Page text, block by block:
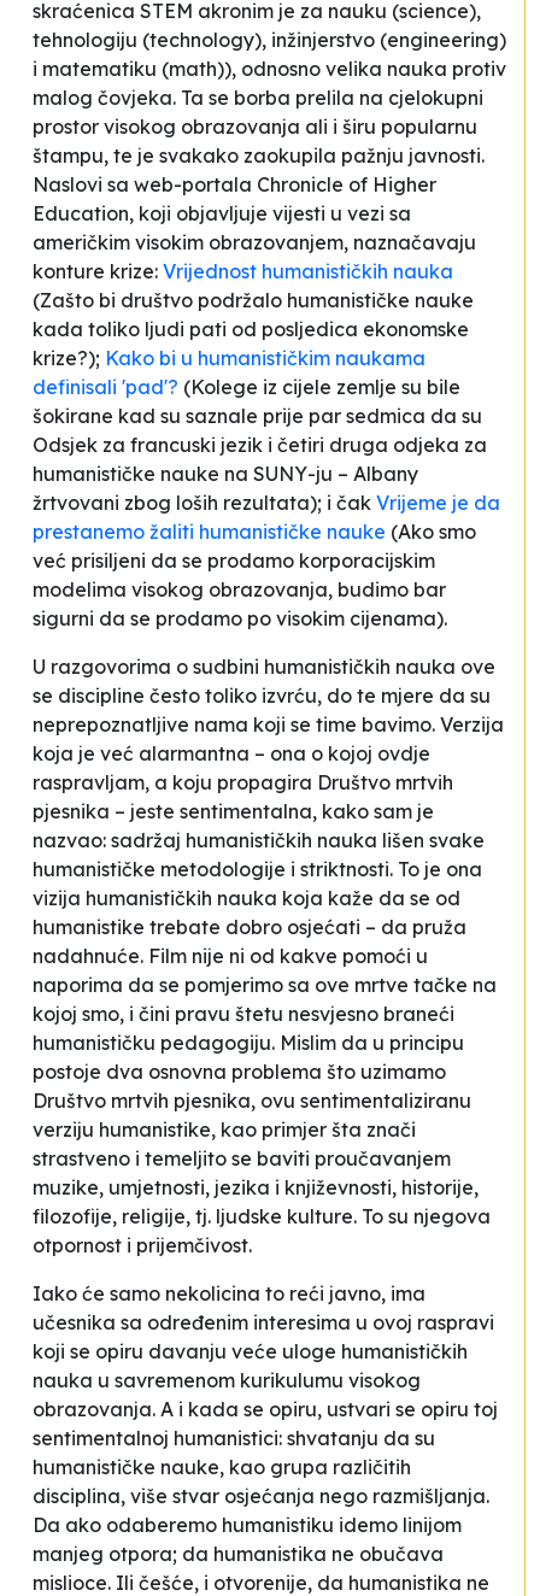
skraćenica STEM akronim je za nauku (science),
tehnologiju (technology), inžinjerstvo (engineering)
i matematiku (math)), odnosno velika nauka protiv
malog čovjeka. Ta se borba prelila na cjelokupni
prostor visokog obrazovanja ali i širu popularnu
štampu, te je svakako zaokupila pažnju javnosti.
Naslovi sa web-portala Chronicle of Higher
Education, koji objavljuje vijesti u vezi sa
američkim visokim obrazovanjem, naznačavaju
konture krize: Vrijednost humanističkih nauka
(Zašto bi društvo podržalo humanističke nauke
kada toliko ljudi pati od posljedica ekonomske
krize?); Kako bi u humanističkim naukama
definisali 'pad'? (Kolege iz cijele zemlje su bile
šokirane kad su saznale prije par sedmica da su
Odsjek za francuski jezik i četiri druga odjeka za
humanističke nauke na SUNY-ju – Albany
žrtvovani zbog loših rezultata); i čak Vrijeme je da
prestanemo žaliti humanističke nauke (Ako smo
već prisiljeni da se prodamo korporacijskim
modelima visokog obrazovanja, budimo bar
sigurni da se prodamo po visokim cijenama).
U razgovorima o sudbini humanističkih nauka ove
se discipline često toliko izvrću, do te mjere da su
neprepoznatljive nama koji se time bavimo. Verzija
koja je već alarmantna – ona o kojoj ovdje
raspravljam, a koju propagira Društvo mrtvih
pjesnika – jeste sentimentalna, kako sam je
nazvao: sadržaj humanističkih nauka lišen svake
humanističke metodologije i striktnosti. To je ona
vizija humanističkih nauka koja kaže da se od
humanistike trebate dobro osjećati – da pruža
nadahnuće. Film nije ni od kakve pomoći u
naporima da se pomjerimo sa ove mrtve tačke na
kojoj smo, i čini pravu štetu nesvjesno braneći
humanističku pedagogiju. Mislim da u principu
postoje dva osnovna problema što uzimamo
Društvo mrtvih pjesnika, ovu sentimentaliziranu
verziju humanistike, kao primjer šta znači
strastveno i temeljito se baviti proučavanjem
muzike, umjetnosti, jezika i književnosti, historije,
filozofije, religije, tj. ljudske kulture. To su njegova
otpornost i prijemčivost.
Iako će samo nekolicina to reći javno, ima
učesnika sa određenim interesima u ovoj raspravi
koji se opiru davanju veće uloge humanističkih
nauka u savremenom kurikulumu visokog
obrazovanja. A i kada se opiru, ustvari se opiru toj
sentimentalnoj humanistici: shvatanju da su
humanističke nauke, kao grupa različitih
disciplina, više stvar osjećanja nego razmišljanja.
Da ako odaberemo humanistiku idemo linijom
manjeg otpora; da humanistika ne obučava
mislioce. Ili češće, i otvorenije, da humanistika ne